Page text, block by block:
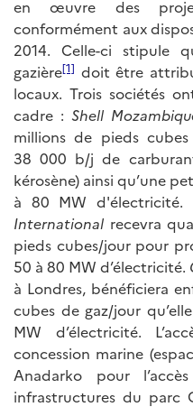
en œuvre des
conformément aux
2014. Celle-ci stipule
gazière[1] doit être
locaux. Trois sociétés
cadre : Shell
millions de pieds
38 000 b/j de
kérosène) ainsi qu’une
à 80 MW d'électricité.
International recevra
pieds cubes/jour pour
50 à 80 MW d’électricité.
à Londres, bénéficiera
cubes de gaz/jour
MW d’électricité.
concession marine
Anadarko pour
infrastructures du parc